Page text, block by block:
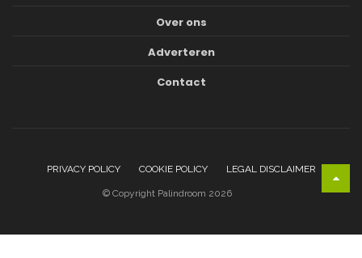
Over ons
Adverteren
Contact
PRIVACY POLICY COOKIE POLICY LEGAL DISCLAIMER
© Copyright Palindroom 2026